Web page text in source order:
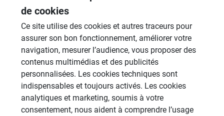
Revêtement Finition
19 Sujets
Autres
949 Sujets
Autres questions
de cookies
Ce site utilise des cookies et autres traceurs pour
assurer son bon fonctionnement, améliorer votre
navigation, mesurer l’audience, vous proposer des
contenus multimédias et des publicités
personnalisées. Les cookies techniques sont
indispensables et toujours activés. Les cookies
analytiques et marketing, soumis à votre
consentement, nous aident à comprendre l’usage